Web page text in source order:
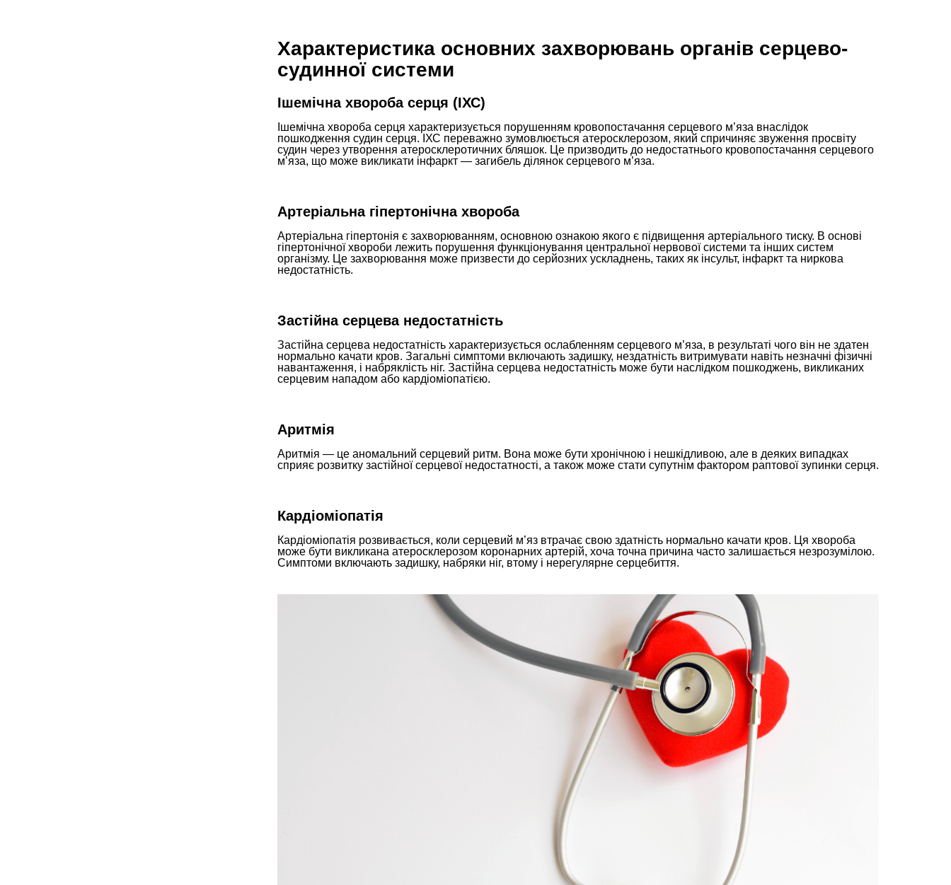
Характеристика основних захворювань органів серцево-
судинної системи
Ішемічна хвороба серця (ІХС)
Ішемічна хвороба серця характеризується порушенням кровопостачання серцевого м’яза внаслідок
пошкодження судин серця. ІХС переважно зумовлюється атеросклерозом, який спричиняє звуження просвіту
судин через утворення атеросклеротичних бляшок. Це призводить до недостатнього кровопостачання серцевого
м’яза, що може викликати інфаркт — загибель ділянок серцевого м’яза.
Артеріальна гіпертонічна хвороба
Артеріальна гіпертонія є захворюванням, основною ознакою якого є підвищення артеріального тиску. В основі
гіпертонічної хвороби лежить порушення функціонування центральної нервової системи та інших систем
організму. Це захворювання може призвести до серйозних ускладнень, таких як інсульт, інфаркт та ниркова
недостатність.
Застійна серцева недостатність
Застійна серцева недостатність характеризується ослабленням серцевого м’яза, в результаті чого він не здатен
нормально качати кров. Загальні симптоми включають задишку, нездатність витримувати навіть незначні фізичні
навантаження, і набряклість ніг. Застійна серцева недостатність може бути наслідком пошкоджень, викликаних
серцевим нападом або кардіоміопатією.
Аритмія
Аритмія — це аномальний серцевий ритм. Вона може бути хронічною і нешкідливою, але в деяких випадках
сприяє розвитку застійної серцевої недостатності, а також може стати супутнім фактором раптової зупинки серця.
Кардіоміопатія
Кардіоміопатія розвивається, коли серцевий м’яз втрачає свою здатність нормально качати кров. Ця хвороба
може бути викликана атеросклерозом коронарних артерій, хоча точна причина часто залишається незрозумілою.
Симптоми включають задишку, набряки ніг, втому і нерегулярне серцебиття.